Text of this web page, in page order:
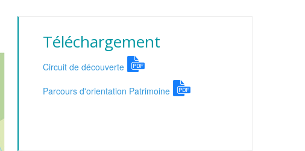
Téléchargement
Circuit de découverte
Parcours d'orientation Patrimoine